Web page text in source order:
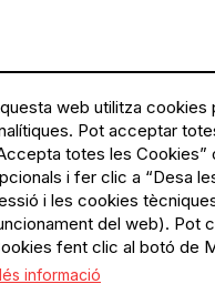
Menú
Legal
Avís
web utilitza
Pot acceptar
totes les
i fer clic a “Desa
i les cookies
del web). Pot
fent clic al botó de
informació